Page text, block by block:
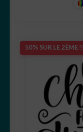
50% SUR LE 2ÈME !!